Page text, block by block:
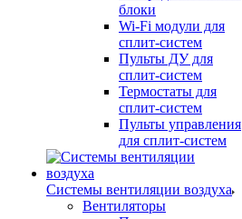
блоки
Wi-Fi модули для
сплит-систем
Пульты ДУ для
сплит-систем
Термостаты для
сплит-систем
Пульты управления
для сплит-систем
Системы вентиляции воздуха
Вентиляторы